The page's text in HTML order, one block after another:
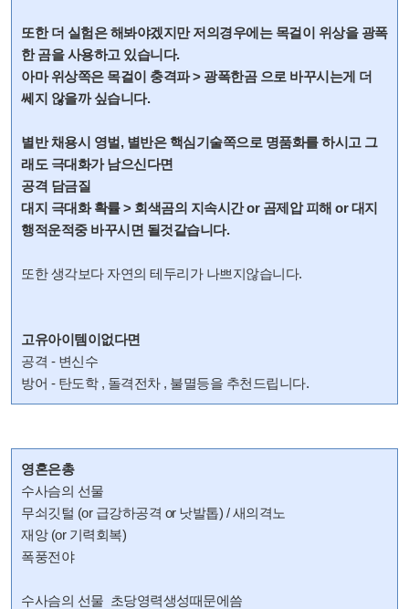
또한 더 실험은 해봐야겠지만 저의경우에는 목걸이 위상을 광폭
한 곰을 사용하고 있습니다.
아마 위상쪽은 목걸이 충격파 > 광폭한곰 으로 바꾸시는게 더
쎄지 않을까 싶습니다.
별반 채용시 영벌, 별반은 핵심기술쪽으로 명품화를 하시고 그
래도 극대화가 남으신다면
공격 담금질
대지 극대화 확률 > 회색곰의 지속시간 or 곰제압 피해 or 대지
행적운적중 바꾸시면 될것같습니다.
또한 생각보다 자연의 테두리가 나쁘지않습니다.
고유아이템이없다면
공격 - 변신수
방어 - 탄도학 , 돌격전차 , 불멸등을 추천드립니다.
영혼은총
수사슴의 선물
무쇠깃털 (or 급강하공격 or 낫발톱) / 새의격노
재앙 (or 기력회복)
폭풍전야
수사슴의 선물 초당영력생성때문에씀